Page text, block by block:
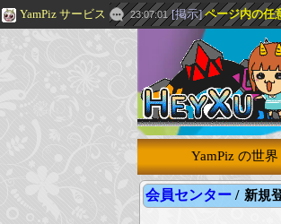
YamPiz サービス 23:07:01 [掲示]ページ内の任
YamPiz の世界
会員センター/ 新規